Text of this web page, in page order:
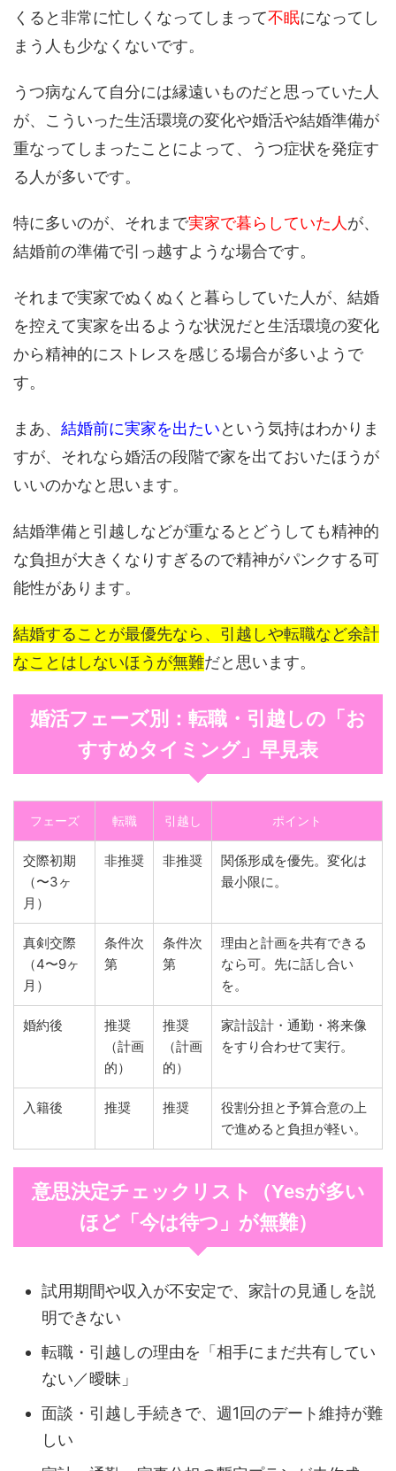
くると非常に忙しくなってしまって不眠になってし
まう人も少なくないです。
うつ病なんて自分には縁遠いものだと思っていた人
が、こういった生活環境の変化や婚活や結婚準備が
重なってしまったことによって、うつ症状を発症す
る人が多いです。
特に多いのが、それまで実家で暮らしていた人が、
結婚前の準備で引っ越すような場合です。
それまで実家でぬくぬくと暮らしていた人が、結婚
を控えて実家を出るような状況だと生活環境の変化
から精神的にストレスを感じる場合が多いようで
す。
まあ、 結婚前に実家を出たいという気持はわかりま
すが、それなら婚活の段階で家を出ておいたほうが
いいのかなと思います。
結婚準備と引越しなどが重なるとどうしても精神的
な負担が大きくなりすぎるので精神がパンクする可
能性があります。
結婚することが最優先なら、引越しや転職など余計
なことはしないほうが無難だと思います。
婚活フェーズ別：転職・引越しの「お
すすめタイミング」早見表
フェーズ 転職 引越し ポイント
交際初期
（〜3ヶ
月）
非推奨 非推奨
関係形成を優先。変化は
最小限に。
真剣交際
（4〜9ヶ
月）
条件次
第
条件次
第
理由と計画を共有できる
なら可。先に話し合い
を。
婚約後
推奨
（計画
的）
推奨
（計画
的）
家計設計・通勤・将来像
をすり合わせて実行。
入籍後 推奨 推奨
役割分担と予算合意の上
で進めると負担が軽い。
意思決定チェックリスト（Yesが多い
ほど「今は待つ」が無難）
試用期間や収入が不安定で、家計の見通しを説
明できない
転職・引越しの理由を「相手にまだ共有してい
ない／曖昧」
面談・引越し手続きで、週1回のデート維持が難
しい